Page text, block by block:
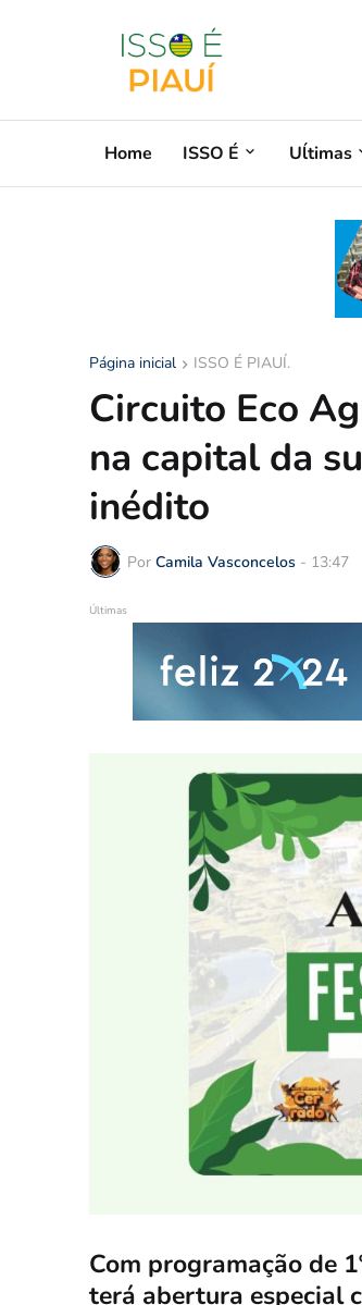
Home ISSO É Uĺtimas
Página inicial ISSO É PIAUÍ.
Circuito Eco
na capital da
inédito
Por Camila Vasconcelos - 13:47
Últimas
Com programação de
terá abertura especial